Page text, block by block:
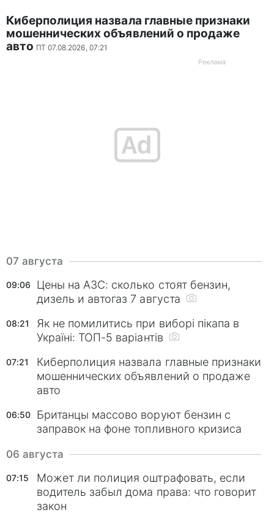
Киберполиция назвала главные признаки
мошеннических объявлений о продаже
авто ПТ 07.08.2026, 07:21
07 августа
09:06
Цены на АЗС: сколько стоят бензин,
дизель и автогаз 7 августа
08:21
Як не помилитись при виборі пікапа в
Україні: ТОП-5 варіантів
07:21
Киберполиция назвала главные признаки
мошеннических объявлений о продаже
авто
06:50
Британцы массово воруют бензин с
заправок на фоне топливного кризиса
06 августа
07:15
Может ли полиция оштрафовать, если
водитель забыл дома права: что говорит
закон